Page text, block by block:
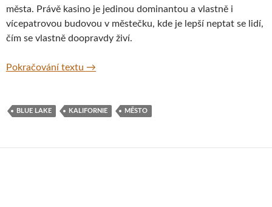
města. Právě kasino je jedinou dominantou a vlastně i
vícepatrovou budovou v městečku, kde je lepší neptat se lidí,
čím se vlastně doopravdy živí.
Pokračování textu Blue Lake v Kalifornii aneb jezero bez
→
BLUE LAKE KALIFORNIE MĚSTO